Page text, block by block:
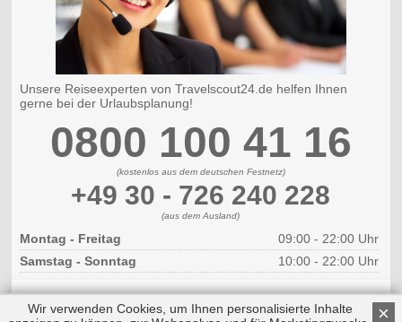
Unsere Reiseexperten von Travelscout24.de helfen Ihnen
gerne bei der Urlaubsplanung!
0800 100 41 16
(kostenlos aus dem deutschen Festnetz)
+49 30 - 726 240 228
(aus dem Ausland)
Montag - Freitag
09:00 - 22:00 Uhr
Samstag - Sonntag
10:00 - 22:00 Uhr
×
Wir verwenden Cookies, um Ihnen personalisierte Inhalte